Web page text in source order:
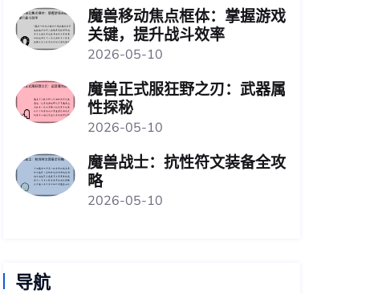
魔兽移动焦点框体：掌握游戏
关键，提升战斗效率
2026-05-10
魔兽正式服狂野之刃：武器属
性探秘
2026-05-10
魔兽战士：抗性符文装备全攻
略
2026-05-10
导航